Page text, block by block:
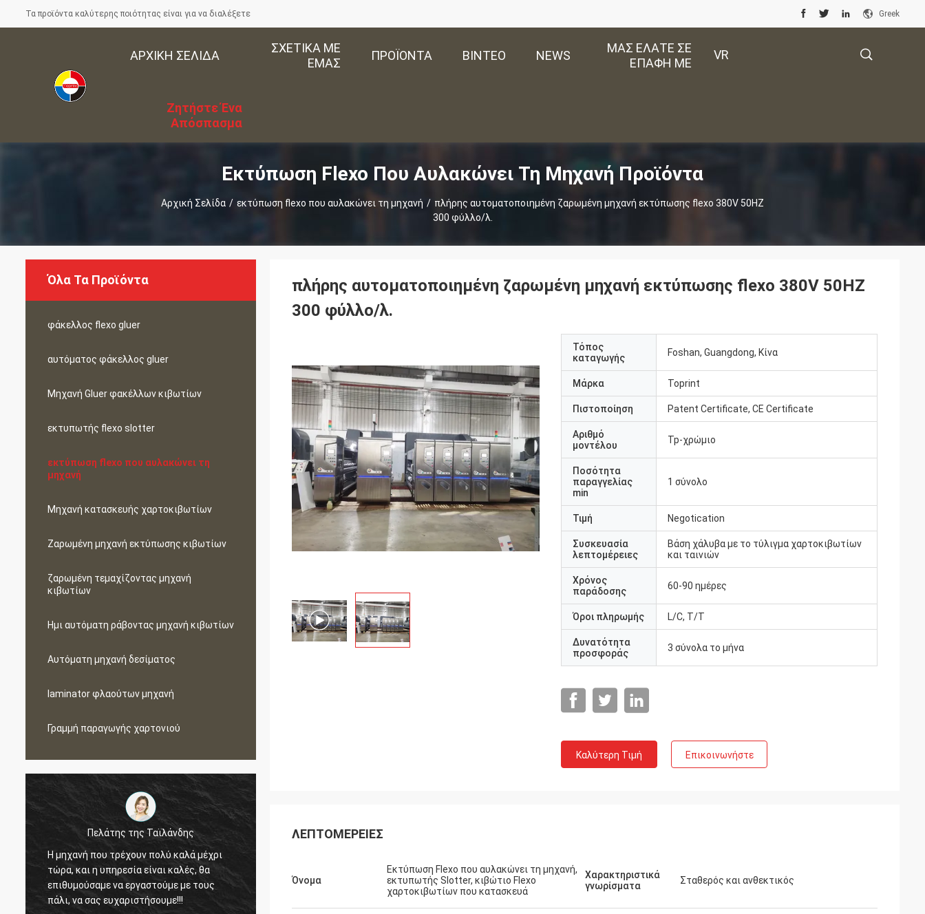
Τα προϊόντα καλύτερης ποιότητας είναι για να διαλέξετε Greek
ΑΡΧΙΚΉ ΣΕΛΊΔΑ
ΣΧΕΤΙΚΆ ΜΕ
ΕΜΆΣ
ΠΡΟΪΌΝΤΑ ΒΊΝΤΕΟ NEWS
ΜΑΣ ΕΛΆΤΕ ΣΕ
ΕΠΑΦΉ ΜΕ
VR
Ζητήστε Ένα
Απόσπασμα
Εκτύπωση Flexo Που Αυλακώνει Τη Μηχανή Προϊόντα
Αρχική Σελίδα / εκτύπωση flexo που αυλακώνει τη μηχανή / πλήρης αυτοματοποιημένη ζαρωμένη μηχανή εκτύπωσης flexo 380V 50HZ
300 φύλλο/λ.
Όλα Τα Προϊόντα
φάκελλος flexo gluer
αυτόματος φάκελλος gluer
Μηχανή Gluer φακέλλων κιβωτίων
εκτυπωτής flexo slotter
εκτύπωση flexo που αυλακώνει τη
μηχανή
Μηχανή κατασκευής χαρτοκιβωτίων
Ζαρωμένη μηχανή εκτύπωσης κιβωτίων
ζαρωμένη τεμαχίζοντας μηχανή
κιβωτίων
Ημι αυτόματη ράβοντας μηχανή κιβωτίων
Αυτόματη μηχανή δεσίματος
laminator φλαούτων μηχανή
Γραμμή παραγωγής χαρτονιού
Πελάτης της Ταϊλάνδης
Η μηχανή που τρέχουν πολύ καλά μέχρι
τώρα, και η υπηρεσία είναι καλές, θα
επιθυμούσαμε να εργαστούμε με τους
πάλι, να σας ευχαριστήσουμε!!!
Πελάτης της Μαλαισίας
μηχανή 3 από Toprint, άξιζαν την
εμπιστοσύνη μας και θα επιθυμούσαμε να
εργαστούμε με τους για τους
Η μηχανή να μην έχει οποιοδήποτε μεγάλο
κλείσιμο από τόσα πολλά έτη, αυτό είναι
πολύ σταθερή και κόστος εκτός από.
πλήρης αυτοματοποιημένη ζαρωμένη μηχανή εκτύπωσης flexo 380V 50HZ
300 φύλλο/λ.
Τόπος
καταγωγής
Foshan, Guangdong, Κίνα
Μάρκα Toprint
Πιστοποίηση Patent Certificate, CE Certificate
Αριθμό
μοντέλου
Tp-χρώμιο
Ποσότητα
παραγγελίας
min
1 σύνολο
Τιμή Negotication
Συσκευασία
λεπτομέρειες
Βάση χάλυβα με το τύλιγμα χαρτοκιβωτίων
και ταινιών
Χρόνος
παράδοσης
60-90 ημέρες
Όροι πληρωμής L/C, T/T
Δυνατότητα
προσφοράς
3 σύνολα το μήνα
Καλύτερη Τιμή Επικοινωνήστε
ΛΕΠΤΟΜΈΡΕΙΕΣ
Όνομα
Εκτύπωση Flexo που αυλακώνει τη μηχανή,
εκτυπωτής Slotter, κιβώτιο Flexo
χαρτοκιβωτίων που κατασκευά
Χαρακτηριστικά
γνωρίσματα
Σταθερός και ανθεκτικός